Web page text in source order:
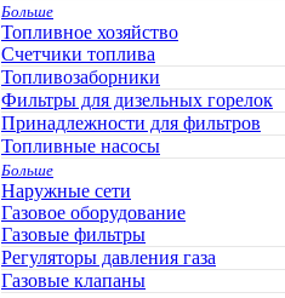
Больше
Топливное хозяйство
Счетчики топлива
Топливозаборники
Фильтры для дизельных горелок
Принадлежности для фильтров
Топливные насосы
Больше
Наружные сети
Газовое оборудование
Газовые фильтры
Регуляторы давления газа
Газовые клапаны